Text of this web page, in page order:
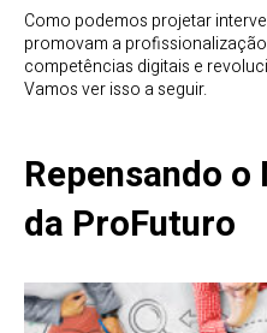
Como podemos projetar
promovam a
competências digitais e
Vamos ver isso a seguir.
Repensando
da ProFuturo